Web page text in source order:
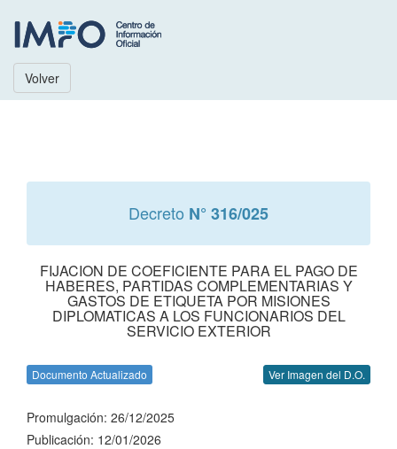
Volver
Decreto N° 316/025
FIJACION DE COEFICIENTE PARA EL PAGO DE
HABERES, PARTIDAS COMPLEMENTARIAS Y
GASTOS DE ETIQUETA POR MISIONES
DIPLOMATICAS A LOS FUNCIONARIOS DEL
SERVICIO EXTERIOR
Documento Actualizado Ver Imagen del D.O.
Promulgación: 26/12/2025
Publicación: 12/01/2026